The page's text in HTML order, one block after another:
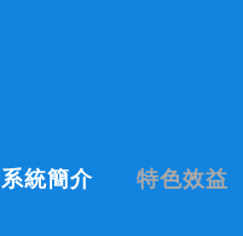
系統簡介 特色效益